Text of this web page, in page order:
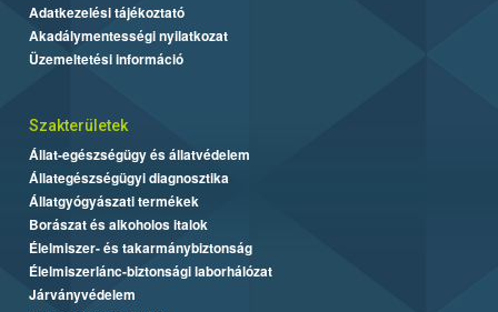
Adatkezelési tájékoztató
Akadálymentességi nyilatkozat
Üzemeltetési információ
Szakterületek
Állat-egészségügy és állatvédelem
Állategészségügyi diagnosztika
Állatgyógyászati termékek
Borászat és alkoholos italok
Élelmiszer- és takarmánybiztonság
Élelmiszerlánc-biztonsági laborhálózat
Járványvédelem